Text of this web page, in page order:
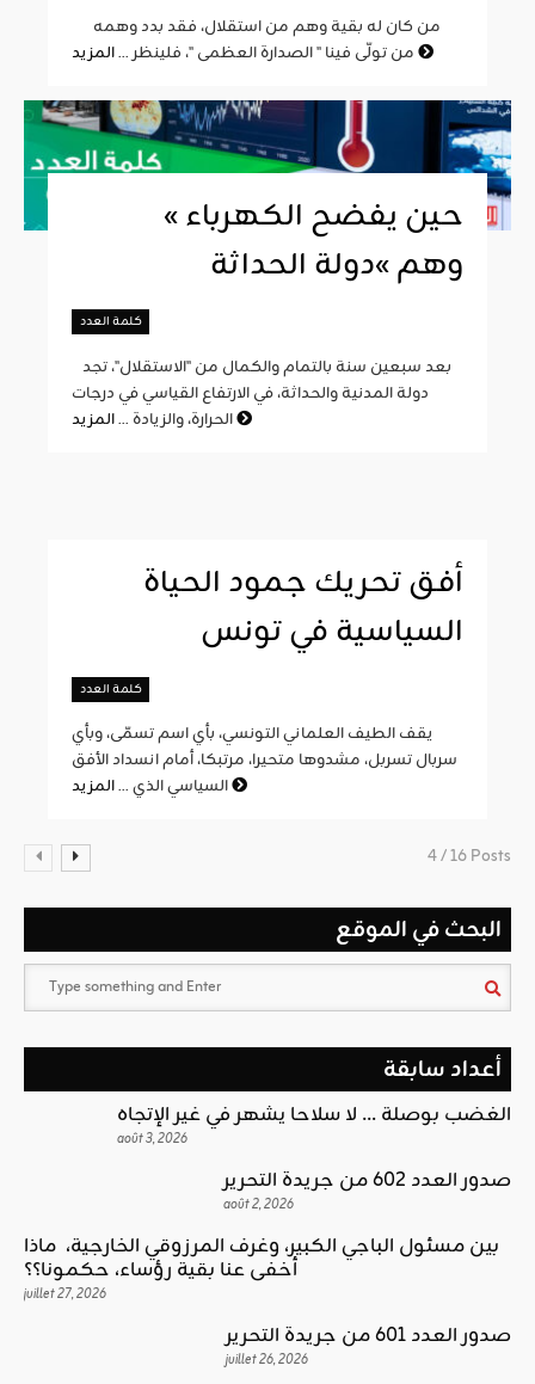
من تولّى فينا " الصدارة العظمى "، فلينظر ...
« حين يفضح الكهرباء
وهم »دولة الحداثة
كلمة العدد
دولة المدنية والحداثة، في الارتفاع القياسي في درجات
الحرارة، والزيادة ...
أفق تحريك جمود الحياة
السياسية في تونس
كلمة العدد
يقف الطيف العلماني التونسي، بأي اسم تسمّى، وبأي
سربال تسربل، مشدوها متحيرا، مرتبكا، أمام انسداد الأفق
السياسي الذي ...
4 / 16 Posts
البحث في الموقع
أعداد سابقة
الغضب بوصلة … لا سلاحا يشهر في غير الإتجاه
août 3, 2026
صدور العدد 602 من جريدة التحرير
août 2, 2026
بين مسئول الباجي الكبير، وغرف المرزوقي الخارجية، ماذا
أخفى عنا بقية رؤساء، حكمونا؟؟
juillet 27, 2026
صدور العدد 601 من جريدة التحرير
juillet 26, 2026